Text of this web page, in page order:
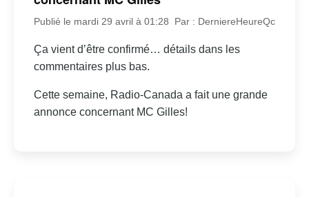
Publié le mardi 29 avril à 01:28 Par : DerniereHeureQc
Ça vient d’être confirmé… détails dans les
commentaires plus bas.
Cette semaine, Radio-Canada a fait une grande
annonce concernant MC Gilles!